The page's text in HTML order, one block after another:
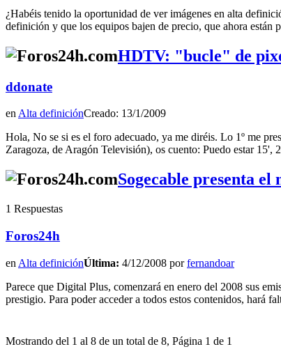
¿Habéis tenido la oportunidad de ver imágenes en alta
definición y que los equipos bajen de precio, que ahora están
HDTV: "bucle" de
ddonate
enAlta definiciónCreado: 13/1/2009
Hola, No se si es el foro adecuado, ya me diréis. Lo 1º me
Zaragoza, de Aragón Televisión), os cuento: Puedo estar
Sogecable presenta
1 Respuestas
Foros24h
en Alta definiciónÚltima: 4/12/2008 porfernandoar
Parece que Digital Plus, comenzará en enero del 2008 sus
prestigio. Para poder acceder a todos estos contenidos, hará
Mostrando del 1 al 8 de un total de 8, Página 1 de 1